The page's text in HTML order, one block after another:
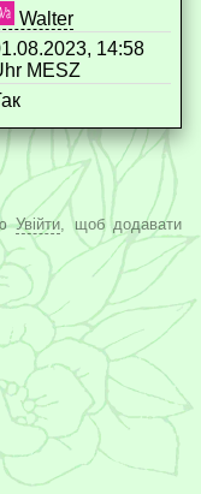
Walter
14:58
MESZ
Увійти , щоб додавати